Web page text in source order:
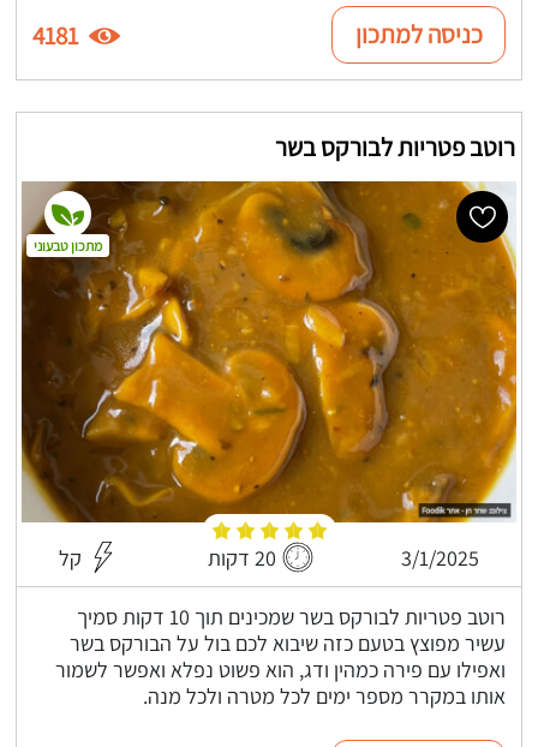
כניסה למתכון 4181
רוטב פטריות לבורקס בשר
3/1/2025 20 דקות קל
רוטב פטריות לבורקס בשר שמכינים תוך 10 דקות סמיך
עשיר מפוצץ בטעם כזה שיבוא לכם בול על הבורקס בשר
ואפילו עם פירה כמהין ודג, הוא פשוט נפלא ואפשר לשמור
אותו במקרר מספר ימים לכל מטרה ולכל מנה.
מתכון טבעוני